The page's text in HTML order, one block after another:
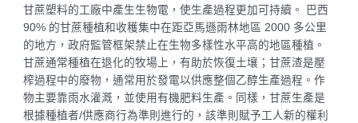
甘蔗塑料的工廠中產生生物電，使生產過程更加可持續。 巴西
90% 的甘蔗種植和收穫集中在距亞馬遜雨林地區 2000 多公里
的地方，政府監管框架禁止在生物多樣性水平高的地區種植。
甘蔗通常種植在退化的牧場上，有助於恢復土壤；甘蔗渣是壓
榨過程中的廢物，通常用於發電以供應整個乙醇生產過程。作
物主要靠雨水灌溉，並使用有機肥料生產。同樣，甘蔗生產是
根據種植者/供應商行為準則進行的，該準則賦予工人新的權利